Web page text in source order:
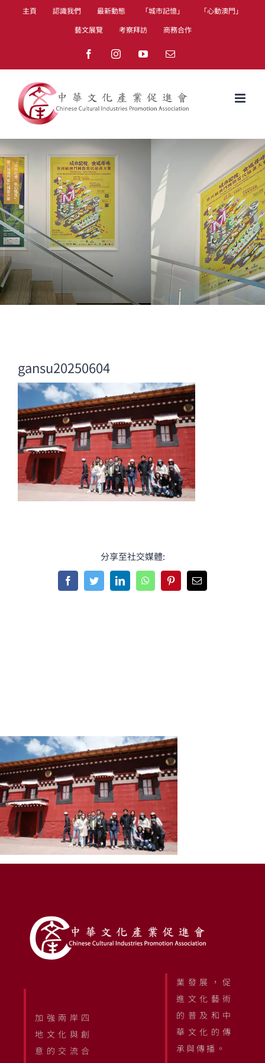
主頁 認識我們 最新動態 「城市記憶」
「心動澳門」
藝文展覽
考察拜訪 商務合作
FacebookInstagramYouTubeEmail
gansu20250604
分享至社交媒體:
FacebookTwitterLinkedInWhatsAppPinterestEmail
加強兩岸四
地文化與創
意的交流合
業發展，促
進文化藝術
的普及和中
華文化的傳
承與傳播。